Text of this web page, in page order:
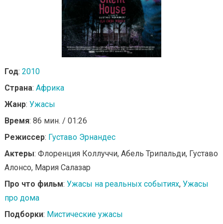
Год: 2010
Страна: Африка
Жанр: Ужасы
Время: 86 мин. / 01:26
Режиссер: Густаво Эрнандес
Актеры: Флоренция Коллуччи, Абель Трипальди, Густаво
Алонсо, Мария Салазар
Про что фильм: Ужасы на реальных событиях, Ужасы
про дома
Подборки: Мистические ужасы